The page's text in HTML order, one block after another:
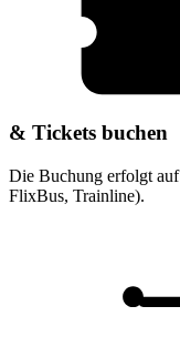
& Tickets buchen
Die Buchung erfolgt auf
FlixBus, Trainline).